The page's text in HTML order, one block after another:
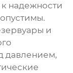
надежности
и
давлением,